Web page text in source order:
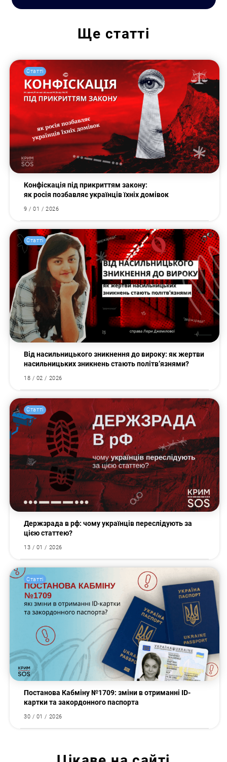
Ще статті
Статті
Конфіскація під прикриттям закону:
як росія позбавляє українців їхніх домівок
9 / 01 / 2026
Статті
Від насильницького зникнення до вироку: як жертви
насильницьких зникнень стають політв’язнями?
18 / 02 / 2026
Статті
Держзрада в рф: чому українців переслідують за
цією статтею?
13 / 01 / 2026
Статті
Постанова Кабміну №1709: зміни в отриманні ID-
картки та закордонного паспорта
30 / 01 / 2026